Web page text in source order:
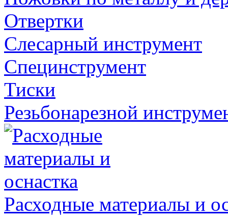
Отвертки
Слесарный инструмент
Специнструмент
Тиски
Резьбонарезной
Расходные материалы и